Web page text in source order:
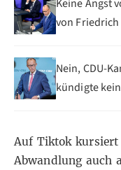
Keine Angst
von Friedrich
Nein, CDU-
kündigte
Auf Tiktok kursiert
Abwandlung auch